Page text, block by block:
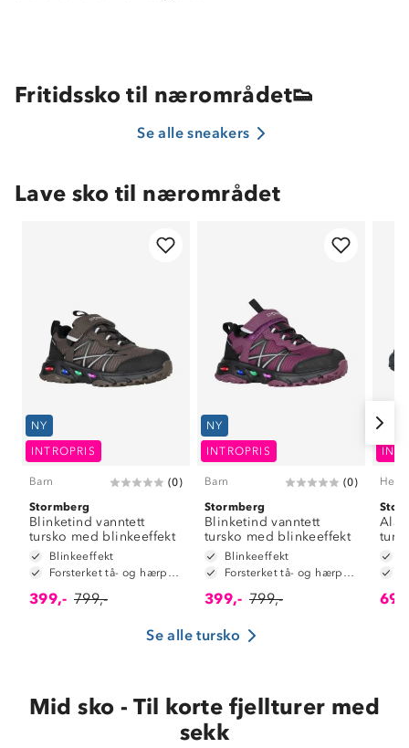
Fritidssko til nærområdet👟
Se alle sneakers
Lave sko til nærområdet
NY
INTROPRIS
Barn (0)
Stormberg
Blinketind vanntett
tursko med blinkeeffekt
Blinkeeffekt
399,- 799,-
NY
INTROPRIS
Barn (0)
Stormberg
Blinketind vanntett
tursko med blinkeeffekt
Blinkeeffekt
399,- 799,-
NY
Herre
Se alle tursko
Mid sko - Til korte fjellturer med
sekk